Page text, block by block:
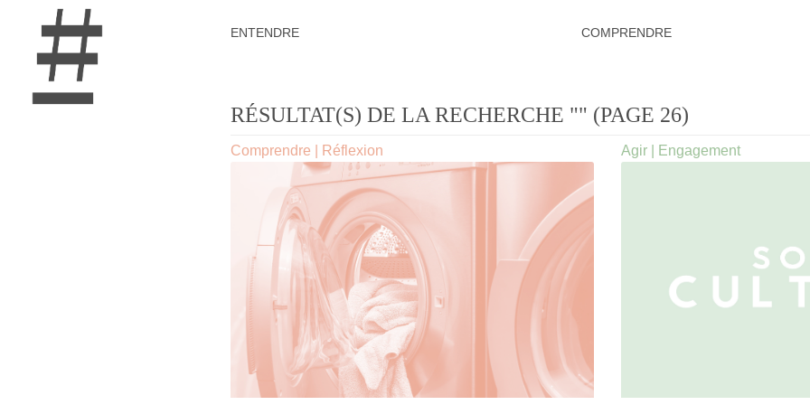
ENTENDRE COMPRENDRE
RÉSULTAT(S) DE LA RECHERCHE "" (PAGE 26)
Comprendre Réflexion Agir Engagement